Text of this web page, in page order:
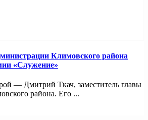
Климовского района
«Служение»
— Дмитрий Ткач, заместитель главы
района. Его ...